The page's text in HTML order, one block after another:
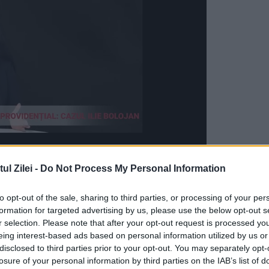
Zilei - Do Not Process My Personal Information
opt-out of the sale, sharing to third parties, or processing of your
for targeted advertising by us, please use the below opt-out
selection. Please note that after your opt-out request is processed
interest-based ads based on personal information utilized by us
to third parties prior to your opt-out. You may separately
of your personal information by third parties on the IAB’s list of
din căsătoria cu
a sa a fosteducațialui Albert. Fiul ei învață
aviatic din MunțiiApuseniîn anul